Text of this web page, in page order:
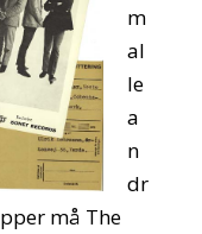
m
al
le
a
n
dr
må The